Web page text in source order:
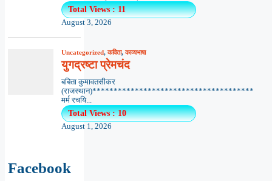
Total Views : 11
August 3, 2026
Uncategorized,कविता,काव्यभाषा
युगद्रष्टा प्रेमचंद
बबिता कुमावतसीकर
(राजस्थान)**************************************
मर्म रचयि...
Total Views : 10
August 1, 2026
Facebook